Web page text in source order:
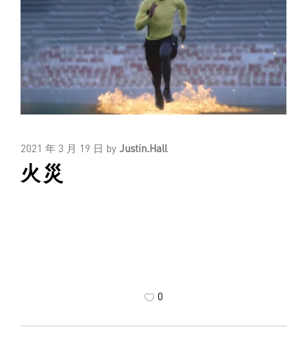
2021 年 3 月 19 日 by Justin.Hall
火災
0